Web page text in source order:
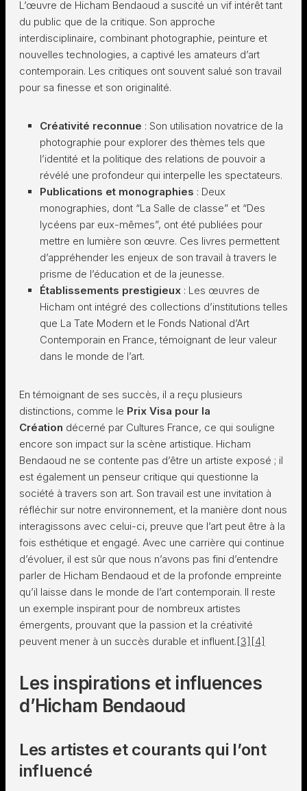
L’œuvre de Hicham Bendaoud a suscité un vif intérêt tant
du public que de la critique. Son approche
interdisciplinaire, combinant photographie, peinture et
nouvelles technologies, a captivé les amateurs d’art
contemporain. Les critiques ont souvent salué son travail
pour sa finesse et son originalité.
Créativité reconnue : Son utilisation novatrice de la
photographie pour explorer des thèmes tels que
l’identité et la politique des relations de pouvoir a
révélé une profondeur qui interpelle les spectateurs.
Publications et monographies : Deux
monographies, dont “La Salle de classe” et “Des
lycéens par eux-mêmes”, ont été publiées pour
mettre en lumière son œuvre. Ces livres permettent
d’appréhender les enjeux de son travail à travers le
prisme de l’éducation et de la jeunesse.
Établissements prestigieux : Les œuvres de
Hicham ont intégré des collections d’institutions telles
que La Tate Modern et le Fonds National d’Art
Contemporain en France, témoignant de leur valeur
dans le monde de l’art.
En témoignant de ses succès, il a reçu plusieurs
distinctions, comme le Prix Visa pour la
Création décerné par Cultures France, ce qui souligne
encore son impact sur la scène artistique. Hicham
Bendaoud ne se contente pas d’être un artiste exposé ; il
est également un penseur critique qui questionne la
société à travers son art. Son travail est une invitation à
réfléchir sur notre environnement, et la manière dont nous
interagissons avec celui-ci, preuve que l’art peut être à la
fois esthétique et engagé. Avec une carrière qui continue
d’évoluer, il est sûr que nous n’avons pas fini d’entendre
parler de Hicham Bendaoud et de la profonde empreinte
qu’il laisse dans le monde de l’art contemporain. Il reste
un exemple inspirant pour de nombreux artistes
émergents, prouvant que la passion et la créativité
peuvent mener à un succès durable et influent.[3] [4]
Les inspirations et influences
d’Hicham Bendaoud
Les artistes et courants qui l’ont
influencé